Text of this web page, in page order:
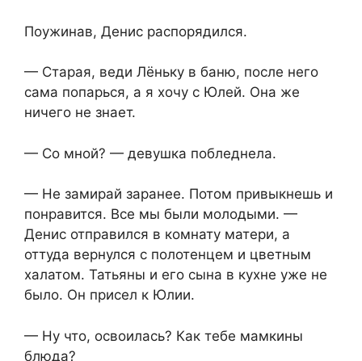
Поужинав, Денис распорядился.
— Старая, веди Лёньку в баню, после него
сама попарься, а я хочу с Юлей. Она же
ничего не знает.
— Со мной? — девушка побледнела.
— Не замирай заранее. Потом привыкнешь и
понравится. Все мы были молодыми. —
Денис отправился в комнату матери, а
оттуда вернулся с полотенцем и цветным
халатом. Татьяны и его сына в кухне уже не
было. Он присел к Юлии.
— Ну что, освоилась? Как тебе мамкины
блюда?